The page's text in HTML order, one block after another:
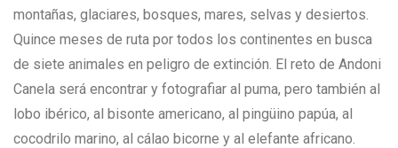
montañas, glaciares, bosques, mares, selvas y desiertos.
Quince meses de ruta por todos los continentes en busca
de siete animales en peligro de extinción. El reto de Andoni
Canela será encontrar y fotografiar al puma, pero también al
lobo ibérico, al bisonte americano, al pingüino papúa, al
cocodrilo marino, al cálao bicorne y al elefante africano.